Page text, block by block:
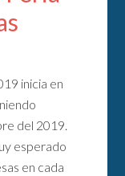
inicia en
del 2019.
esperado
en cada